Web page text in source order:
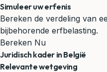
Simuleer uw erfenis
Bereken de verdeling van
bijbehorende erfbelasting.
Bereken Nu
Juridisch kader in België
Relevante wetgeving